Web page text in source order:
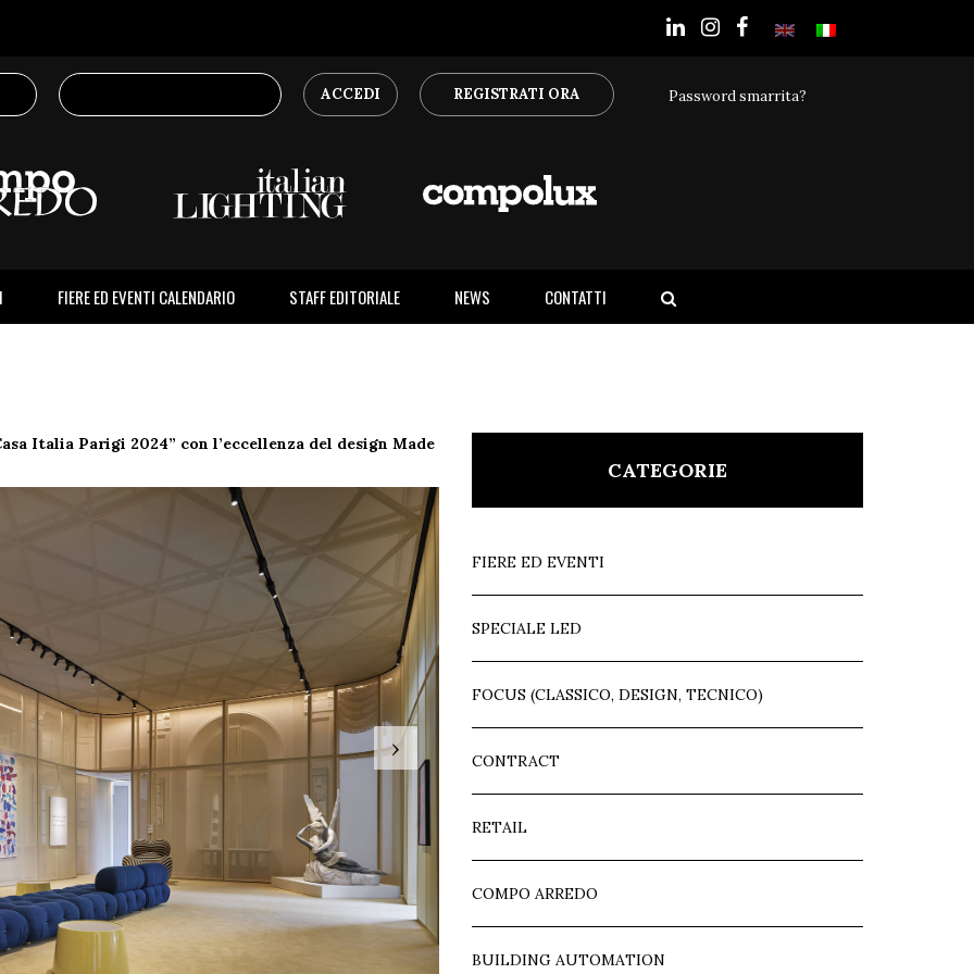
ACCEDI REGISTRATI ORA Password smarrita?
FIERE ED EVENTI CALENDARIO STAFF EDITORIALE NEWS CONTATTI
Italia Parigi 2024” con l’eccellenza del design Made
›
CATEGORIE
FIERE ED EVENTI
SPECIALE LED
FOCUS (CLASSICO, DESIGN, TECNICO)
CONTRACT
RETAIL
COMPO ARREDO
BUILDING AUTOMATION